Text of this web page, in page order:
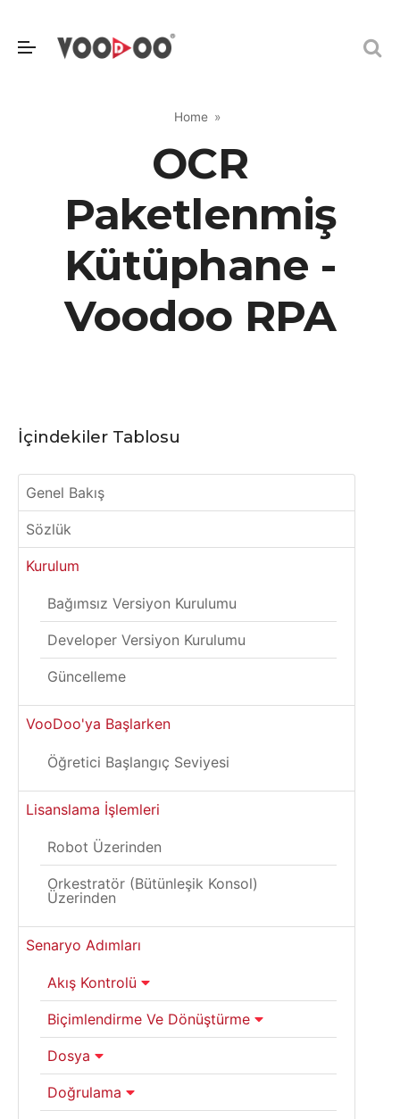
Home
OCR
Paketlenmiş
Kütüphane -
Voodoo RPA
İçindekiler Tablosu
Genel Bakış
Sözlük
Kurulum
Bağımsız Versiyon Kurulumu
Developer Versiyon Kurulumu
Güncelleme
VooDoo'ya Başlarken
Öğretici Başlangıç Seviyesi
Lisanslama İşlemleri
Robot Üzerinden
Orkestratör (Bütünleşik Konsol)
Üzerinden
Senaryo Adımları
Akış Kontrolü
Biçimlendirme Ve Dönüştürme
Dosya
Doğrulama